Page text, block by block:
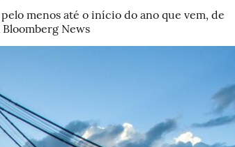
menos até o início do ano que vem, de
Bloomberg News